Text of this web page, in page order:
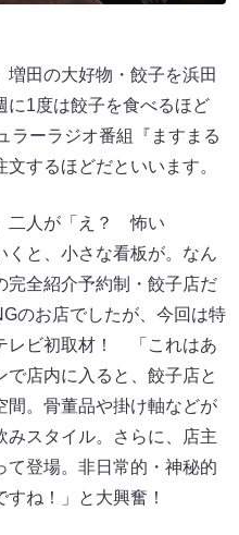
田の大好物・餃子を浜田
に1度は餃子を食べるほど
ラーラジオ番組『ますまる
するほどだといいます。
二人が「え？ 怖い
と、小さな看板が。なん
完全紹介予約制・餃子店だ
のお店でしたが、今回は特
レビ初取材！ 「これはあ
で店内に入ると、餃子店と
間。骨董品や掛け軸などが
みスタイル。さらに、店主
て登場。非日常的・神秘的
ね！」と大興奮！